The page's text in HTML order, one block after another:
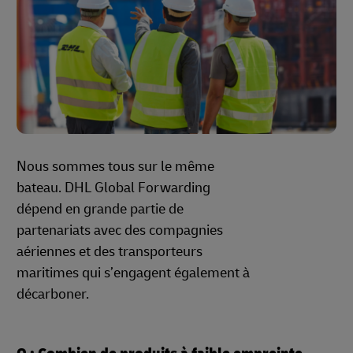
Nous sommes tous sur le même
bateau. DHL Global Forwarding
dépend en grande partie de
partenariats avec des compagnies
aériennes et des transporteurs
maritimes qui s’engagent également à
décarboner.